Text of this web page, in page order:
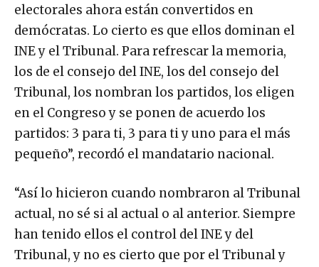
electorales ahora están convertidos en
demócratas. Lo cierto es que ellos dominan el
INE y el Tribunal. Para refrescar la memoria,
los de el consejo del INE, los del consejo del
Tribunal, los nombran los partidos, los eligen
en el Congreso y se ponen de acuerdo los
partidos: 3 para ti, 3 para ti y uno para el más
pequeño”, recordó el mandatario nacional.
“Así lo hicieron cuando nombraron al Tribunal
actual, no sé si al actual o al anterior. Siempre
han tenido ellos el control del INE y del
Tribunal, y no es cierto que por el Tribunal y